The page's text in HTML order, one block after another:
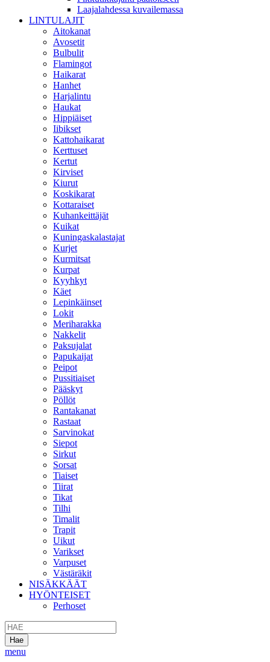
Laajalahdessa kuvailemassa
LINTULAJIT
Aitokanat
Avosetit
Bulbulit
Flamingot
Haikarat
Hanhet
Harjalintu
Haukat
Hippiäiset
Iibikset
Kattohaikarat
Kerttuset
Kertut
Kirviset
Kiurut
Koskikarat
Kottaraiset
Kuhankeittäjät
Kuikat
Kuningaskalastajat
Kurjet
Kurmitsat
Kurpat
Kyyhkyt
Käet
Lepinkäinset
Lokit
Meriharakka
Nakkelit
Paksujalat
Papukaijat
Peipot
Pussitiaiset
Pääskyt
Pöllöt
Rantakanat
Rastaat
Sarvinokat
Siepot
Sirkut
Sorsat
Tiaiset
Tiirat
Tikat
Tilhi
Timalit
Trapit
Uikut
Varikset
Varpuset
Västäräkit
NISÄKKÄÄT
HYÖNTEISET
Perhoset
menu